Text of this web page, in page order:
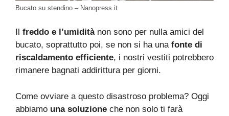
Bucato su stendino – Nanopress.it
freddo e l’umiditànon sono per nulla amici del
bucato, soprattutto poi, se non si ha una fonte di
riscaldamento efficiente, i nostri vestiti potrebbero
rimanere bagnati addirittura per giorni.
Come ovviare a questo disastroso problema? Oggi
abbiamo una soluzione che non solo ti farà